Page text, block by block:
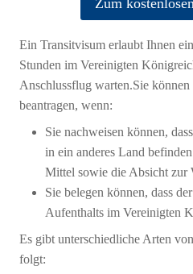
Zum
Ein Transitvisum erlaubt Ihnen
Stunden im Vereinigten
Anschlussflug warten.Sie
beantragen, wenn:
Sie nachweisen können,
in ein anderes Land
Mittel sowie die Absicht zur
Sie belegen können, dass
Aufenthalts im Vereinigten
Es gibt unterschiedliche Arten
folgt: